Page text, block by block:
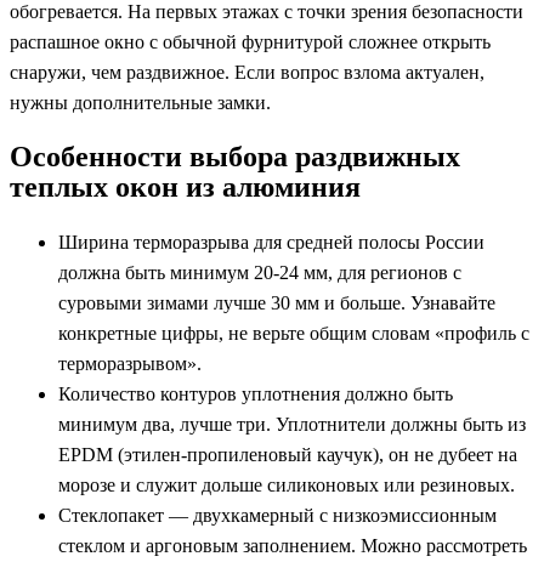
обогревается. На первых этажах с точки зрения безопасности
распашное окно с обычной фурнитурой сложнее открыть
снаружи, чем раздвижное. Если вопрос взлома актуален,
нужны дополнительные замки.
Особенности выбора раздвижных
теплых окон из алюминия
Ширина терморазрыва для средней полосы России
должна быть минимум 20-24 мм, для регионов с
суровыми зимами лучше 30 мм и больше. Узнавайте
конкретные цифры, не верьте общим словам «профиль с
терморазрывом».
Количество контуров уплотнения должно быть
минимум два, лучше три. Уплотнители должны быть из
EPDM (этилен-пропиленовый каучук), он не дубеет на
морозе и служит дольше силиконовых или резиновых.
Стеклопакет — двухкамерный с низкоэмиссионным
стеклом и аргоновым заполнением. Можно рассмотреть